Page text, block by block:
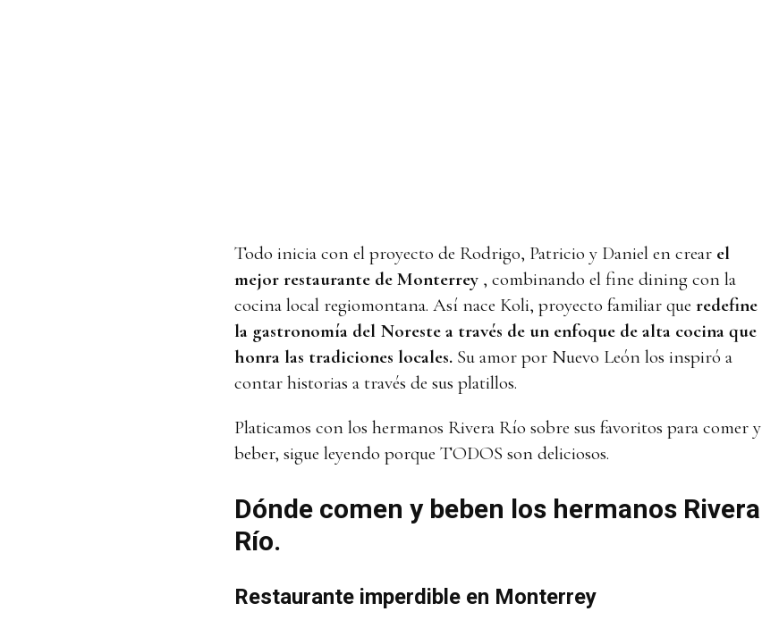
Todo inicia con el proyecto de Rodrigo, Patricio y Daniel en crear el
mejor restaurante de Monterrey , combinando el fine dining con la
cocina local regiomontana. Así nace Koli, proyecto familiar que redefine
la gastronomía del Noreste a través de un enfoque de alta cocina que
honra las tradiciones locales. Su amor por Nuevo León los inspiró a
contar historias a través de sus platillos.
Platicamos con los hermanos Rivera Río sobre sus favoritos para comer y
beber, sigue leyendo porque TODOS son deliciosos.
Dónde comen y beben los hermanos Rivera
Río.
Restaurante imperdible en Monterrey